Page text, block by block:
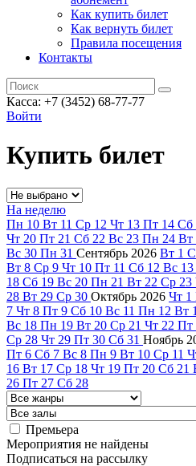
Как купить билет
Как вернуть билет
Правила посещения
Контакты
Касса: +7 (3452) 68-77-77
Войти
Купить билет
На неделю
Пн 10 Вт 11 Ср 12 Чт 13 Пт 14 Сб
Чт 20 Пт 21 Сб 22 Вс 23 Пн 24 Вт
Вс 30 Пн 31 Сентябрь 2026 Вт 1
Вт 8 Ср 9 Чт 10 Пт 11 Сб 12 Вс 13
18 Сб 19 Вс 20 Пн 21 Вт 22 Ср 23
28 Вт 29 Ср 30 Октябрь 2026 Чт 1
7 Чт 8 Пт 9 Сб 10 Вс 11 Пн 12 Вт
Вс 18 Пн 19 Вт 20 Ср 21 Чт 22 Пт
Ср 28 Чт 29 Пт 30 Сб 31 Ноябрь
Пт 6 Сб 7 Вс 8 Пн 9 Вт 10 Ср 11
16 Вт 17 Ср 18 Чт 19 Пт 20 Сб 21
26 Пт 27 Сб 28
Премьера
Мероприятия не найдены
Подписаться на рассылку